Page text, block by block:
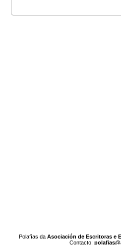
Polafías daAsociación de Escritoras e
Contacto: